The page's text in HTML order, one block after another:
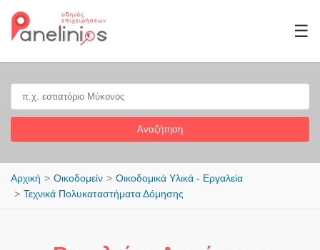
☰
Αναζήτηση
Αρχική Οικοδομείν
Οικοδομικά Υλικά - Εργαλεία
Τεχνικά Πολυκαταστήματα Δόμησης